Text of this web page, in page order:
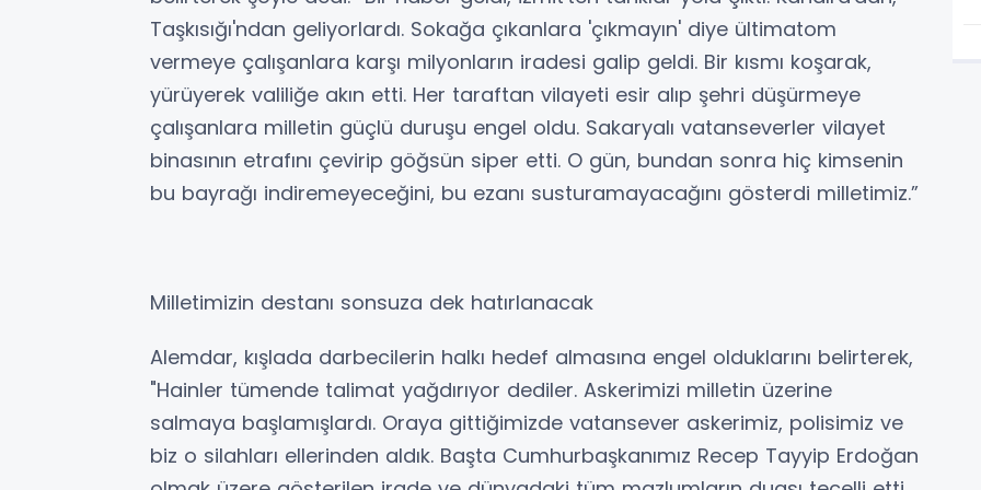
Taşkısığı'ndan geliyorlardı. Sokağa çıkanlara 'çıkmayın' diye ültimatom
vermeye çalışanlara karşı milyonların iradesi galip geldi. Bir kısmı koşarak,
yürüyerek valiliğe akın etti. Her taraftan vilayeti esir alıp şehri düşürmeye
çalışanlara milletin güçlü duruşu engel oldu. Sakaryalı vatanseverler vilayet
binasının etrafını çevirip göğsün siper etti. O gün, bundan sonra hiç kimsenin
bu bayrağı indiremeyeceğini, bu ezanı susturamayacağını gösterdi milletimiz.”
Milletimizin destanı sonsuza dek hatırlanacak
Alemdar, kışlada darbecilerin halkı hedef almasına engel olduklarını belirterek,
"Hainler tümende talimat yağdırıyor dediler. Askerimizi milletin üzerine
salmaya başlamışlardı. Oraya gittiğimizde vatansever askerimiz, polisimiz ve
biz o silahları ellerinden aldık. Başta Cumhurbaşkanımız Recep Tayyip Erdoğan